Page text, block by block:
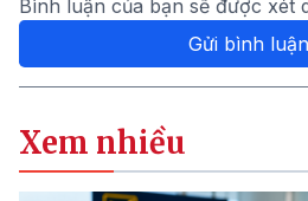
Bình luận của bạn sẽ được xét
Gửi bình luận
Xem nhiều